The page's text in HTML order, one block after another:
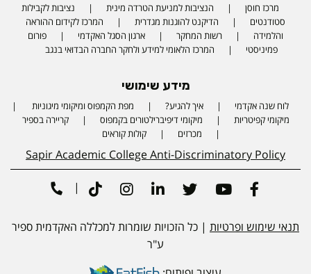
מרכז חוסן הנציבות למניעת הטרדה מינית
נציבות לקבילות
סטודנטים
הדיקנט להוגנות מגדרית
המרכז לקידום ההוראה
והלמידה
רשות המחקר ארגון הסגל האקדמי
פורום
פמיניסטי
המרכז הלאומי למידע ולחקר החברה הבדואי בנגב
מידע שימושי
לוח שנה אקדמי איך להגיע?
מפת הקמפוס ומיקומי מיגוניות
מיקומי קפיטריות
מיקומי דיפיברילטורים בקמפוס
קריירה בספיר
מכרזים
קולות קוראים
Sapir Academic College Anti-Discriminatory Policy
תנאי שימוש ופרטיות | כל הזכויות שומרות למכללה האקדמית ספיר
ע"ר
Facebook
Youtube
Twitter
Linkedin
Instagram
Tiktok
|
Phone number